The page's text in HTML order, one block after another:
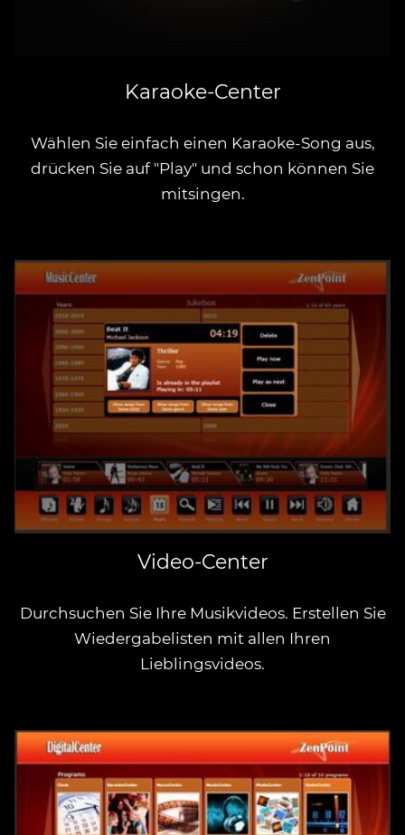
Karaoke-Center
Wählen Sie einfach einen Karaoke-Song aus,
drücken Sie auf "Play" und schon können Sie
mitsingen.
Video-Center
Durchsuchen Sie Ihre Musikvideos. Erstellen Sie
Wiedergabelisten mit allen Ihren
Lieblingsvideos.